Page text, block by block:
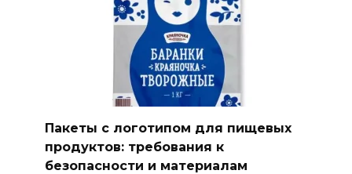
Пакеты с логотипом для пищевых
продуктов: требования к
безопасности и материалам